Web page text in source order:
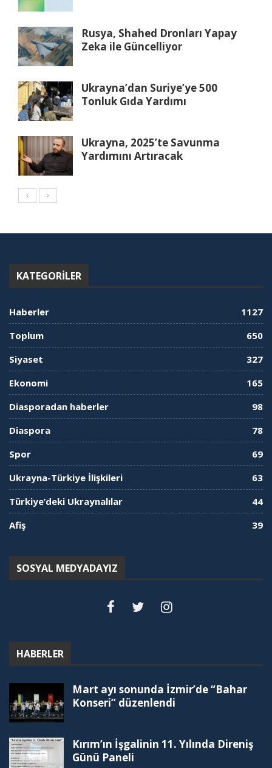
Rusya, Shahed Dronları Yapay
Zeka ile Güncelliyor
Ukrayna’dan Suriye’ye 500
Tonluk Gıda Yardımı
Ukrayna, 2025’te Savunma
Yardımını Artıracak
KATEGORILER
Haberler
1127
Toplum
650
Siyaset
327
Ekonomi
165
Diasporadan haberler
98
Diaspora
78
Spor
69
Ukrayna-Türkiye İlişkileri
63
Türkiye’deki Ukraynalılar
44
Afiş
39
SOSYAL MEDYADAYIZ
HABERLER
Mart ayı sonunda İzmir’de “Bahar
Konseri” düzenlendi
Kırım’ın İşgalinin 11. Yılında Direniş
Günü Paneli